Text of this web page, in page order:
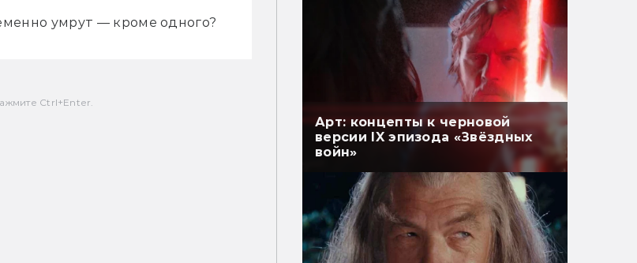
умрут — кроме одного?
Ctrl+Enter.
Арт: концепты к черновой
версии IX эпизода «Звёздных
войн»